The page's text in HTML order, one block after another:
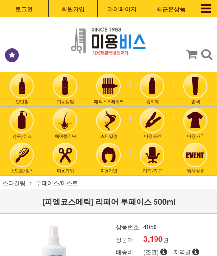
로그인 회원가입 마이페이지 최근본상품
스타일링 투페이스/미스트
[피엘코스메틱] 리페어 투페이스 500ml
상품번호 4059
상품가
3,190원
배송비
(조건) 지역별